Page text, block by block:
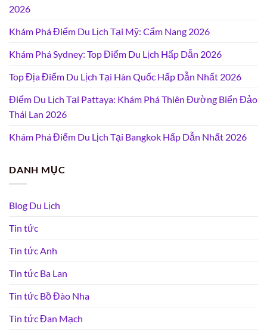
2026
Khám Phá Điểm Du Lịch Tại Mỹ: Cẩm Nang 2026
Khám Phá Sydney: Top Điểm Du Lịch Hấp Dẫn 2026
Top Địa Điểm Du Lịch Tại Hàn Quốc Hấp Dẫn Nhất 2026
Điểm Du Lịch Tại Pattaya: Khám Phá Thiên Đường Biển Đảo
Thái Lan 2026
Khám Phá Điểm Du Lịch Tại Bangkok Hấp Dẫn Nhất 2026
DANH MỤC
Blog Du Lịch
Tin tức
Tin tức Anh
Tin tức Ba Lan
Tin tức Bồ Đào Nha
Tin tức Đan Mạch